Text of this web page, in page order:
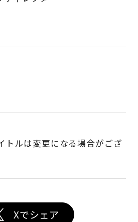
ルは変更になる場合がござ
Xでシェア